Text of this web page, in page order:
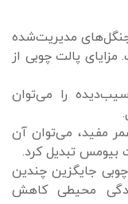
مدیریت‌شده
پالت چوبی از
را می‌توان
مفید، می‌توان آن
بیومس تبدیل کرد.
جایگزین چندین
محیطی کاهش